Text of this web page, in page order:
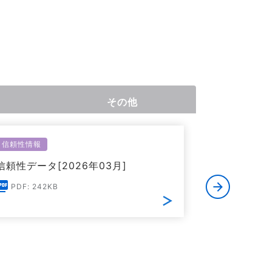
その他
信頼性情報
頼性データ[2026年03月]
PDF: 242KB
る証明